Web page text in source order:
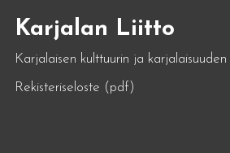
Karjalan Liitto
Karjalaisen kulttuurin ja karjalaisuuden
Rekisteriseloste (pdf)